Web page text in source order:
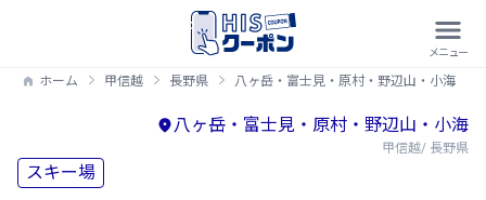
ホーム 甲信越 長野県 八ヶ岳・富士見・原村・野辺山・小海
八ヶ岳・富士見・原村・野辺山・小海
甲信越/ 長野県
スキー場